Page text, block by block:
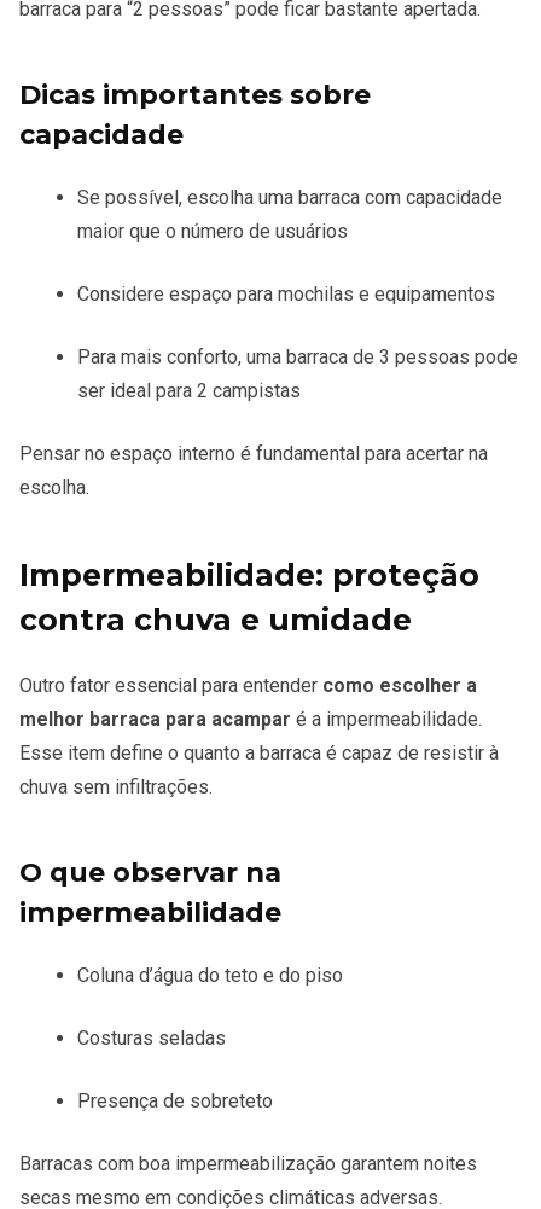
barraca para “2 pessoas” pode ficar bastante apertada.
Dicas importantes sobre
capacidade
Se possível, escolha uma barraca com capacidade
maior que o número de usuários
Considere espaço para mochilas e equipamentos
Para mais conforto, uma barraca de 3 pessoas pode
ser ideal para 2 campistas
Pensar no espaço interno é fundamental para acertar na
escolha.
Impermeabilidade: proteção
contra chuva e umidade
Outro fator essencial para entender como escolher a
melhor barraca para acampar é a impermeabilidade.
Esse item define o quanto a barraca é capaz de resistir à
chuva sem infiltrações.
O que observar na
impermeabilidade
Coluna d’água do teto e do piso
Costuras seladas
Presença de sobreteto
Barracas com boa impermeabilização garantem noites
secas mesmo em condições climáticas adversas.